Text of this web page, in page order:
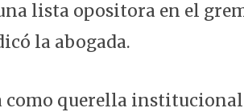
lista opositora en el
la abogada.
como querella institucional